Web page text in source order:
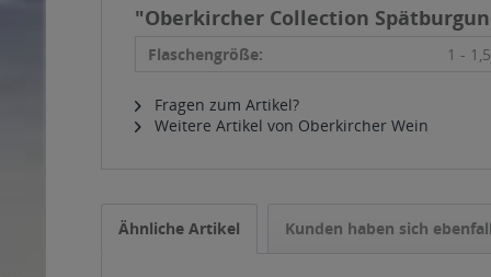
"Oberkircher Collection
Flaschengröße: 1 -
Fragen zum Artikel?
Weitere Artikel von Oberkircher Wein
Ähnliche Artikel Kunden haben sich